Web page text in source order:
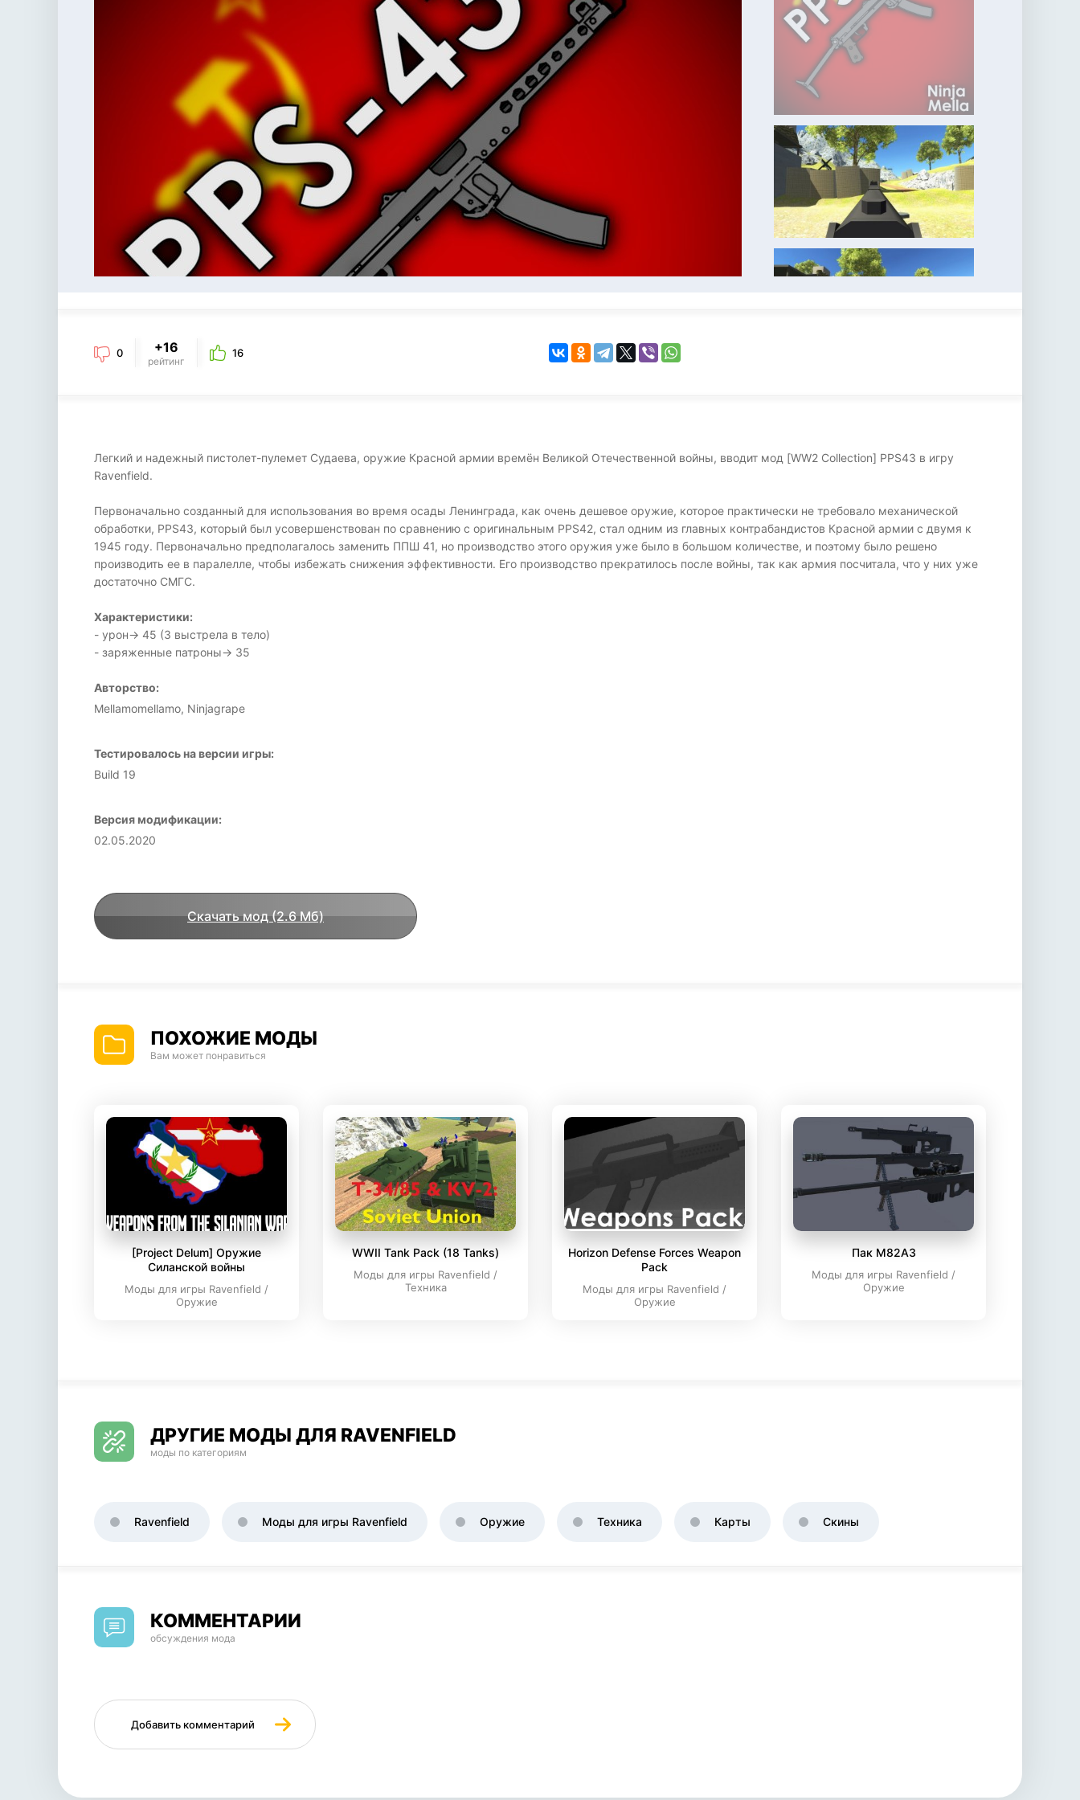
KINGDOM COME:
DELIVERANCE
бродилка
0 +16
рейтинг
16
Легкий и надежный пистолет-пулемет Судаева, оружие Красной армии времён Великой Отечественной войны, вводит мод [WW2 Collection] PPS43 в игру
Ravenfield.
Первоначально созданный для использования во время осады Ленинграда, как очень дешевое оружие, которое практически не требовало механической
обработки, PPS43, который был усовершенствован по сравнению с оригинальным PPS42, стал одним из главных контрабандистов Красной армии с двумя к
1945 году. Первоначально предполагалось заменить ППШ 41, но производство этого оружия уже было в большом количестве, и поэтому было решено
производить ее в паралелле, чтобы избежать снижения эффективности. Его производство прекратилось после войны, так как армия посчитала, что у них уже
достаточно СМГС.
Характеристики:
- урон-> 45 (3 выстрела в тело)
- заряженные патроны-> 35
Авторство:
Mellamomellamo, Ninjagrape
Тестировалось на версии игры:
Build 19
Версия модификации:
02.05.2020
Скачать мод (2.6 Мб)
ПОХОЖИЕ МОДЫ
Вам может понравиться
[Project Delum] Оружие
Силанской войны
Моды для игры Ravenfield /
Оружие
WWII Tank Pack (18 Tanks)
Моды для игры Ravenfield /
Техника
Horizon Defense Forces Weapon
Pack
Моды для игры Ravenfield /
Оружие
Пак M82A3
Моды для игры Ravenfield /
Оружие
ДРУГИЕ МОДЫ ДЛЯ RAVENFIELD
моды по категориям
Ravenfield Моды для игры Ravenfield Оружие Техника Карты Скины
КОММЕНТАРИИ
обсуждения мода
Добавить комментарий